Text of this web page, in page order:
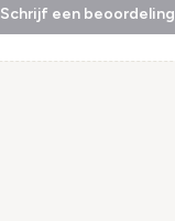
Schrijf een beoordeling